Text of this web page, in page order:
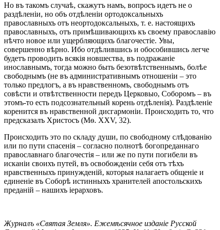
Но въ такомъ случаѣ, скажутъ намъ, вопросъ идетъ не о
раздѣленіи, но объ отдѣленіи ортодоксальныхъ
православныхъ отъ неортодоксальныхъ, т. е. настоящихъ
православныхъ, отъ примѣшивающихъ къ своему православію
нѣчто новое или ущербляющихъ благочестіе. Увы,
совершенно вѣрно. Ибо отдѣлившись и обособившись легче
будетъ проводить всякія новшества, въ подражаніе
инославнымъ, тогда можно быть безотвѣтственнымъ, болѣе
свободнымъ (не въ административнымъ отношеніи – это
только предлогъ, а въ нравственномъ, свободнымъ отъ
совѣсти и отвѣтственности передъ Церковыо, Соборомъ – въ
этомъ-то есть подсознательный корень отдѣленія). Раздѣленіе
коренится въ нравственной дисгармоніи. Происходить то, что
предсказалъ Христосъ (Мѳ. XXV, 32).
Происходить это по складу души, по свободному слѣдованію
или по пути спасенія – согласно полнотѣ богопреданнаго
православнаго благочестія – или же по пути погибели въ
исканіи своихъ путей, въ освобожденіи себя отъ тѣхъ
нравственныхъ принужденій, которыя налагаетъ общеніе и
единеніе въ Соборѣ истинныхъ хранителей апостольскихъ
преданій – нашихъ іерарховъ.
Журналъ «Святая Земля». Ежемѣсячное изданіе Русской